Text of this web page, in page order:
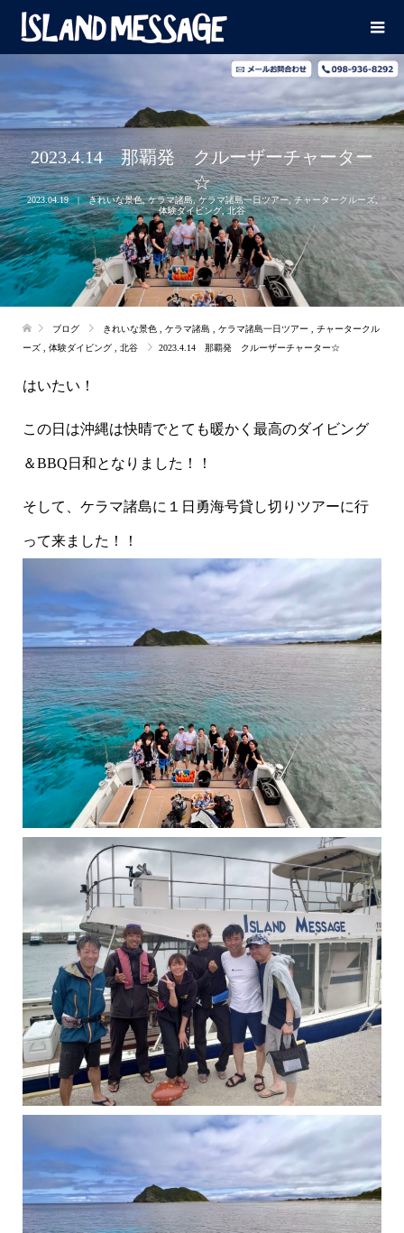
2023.4.14 那覇発 クルーザーチャーター
☆
2023.04.19 きれいな景色,ケラマ諸島,ケラマ諸島一日ツアー,チャータークルーズ,
体験ダイビング,北谷
ブログ きれいな景色 ケラマ諸島 ケラマ諸島一日ツアー
チャータークル
ーズ
体験ダイビング 北谷 2023.4.14 那覇発 クルーザーチャーター☆
はいたい！
この日は沖縄は快晴でとても暖かく最高のダイビング
＆BBQ日和となりました！！
そして、ケラマ諸島に１日勇海号貸し切りツアーに行
って来ました！！